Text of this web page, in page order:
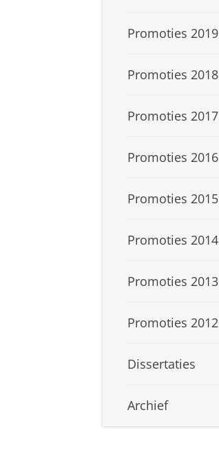
Promoties 2019
Promoties 2018
Promoties 2017
Promoties 2016
Promoties 2015
Promoties 2014
Promoties 2013
Promoties 2012
Dissertaties
Archief